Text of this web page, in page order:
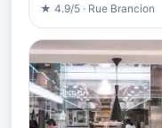
★ 4.9/5 · Rue Brancion